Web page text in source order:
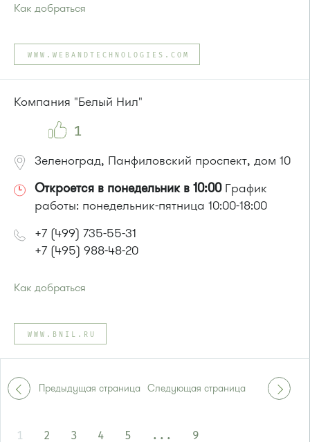
Как добраться
Автобусы № 3, 7, 13, 30
или до остановки"Западная":
Автобусы № 7, 13, 30, 3
WWW.WEBANDTECHNOLOGIES.COM
Компания "Белый Нил"
1
Зеленоград, Панфиловский проспект, дом 10
Откроется в понедельник в 10:00График
работы: понедельник-пятница 10:00-18:00
+7 (499) 735-55-31
+7 (495) 988-48-20
Как добраться
Автобусы № 45, 312, 377, 390, 476, 493 .
Маршрутка № 127, 128, 312, 377, 390, 431м, 476
или до остановки"Березка":
WWW.BNIL.RU
Предыдущая страница Следующая страница
1 2 3 4 5 ... 9